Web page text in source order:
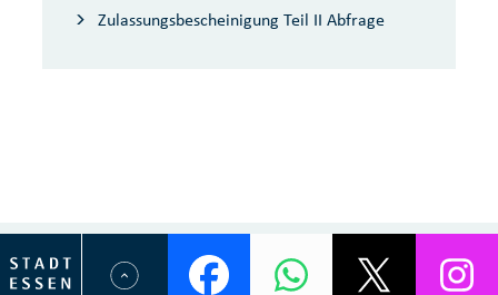
Zulassungsbescheinigung Teil II Abfrage